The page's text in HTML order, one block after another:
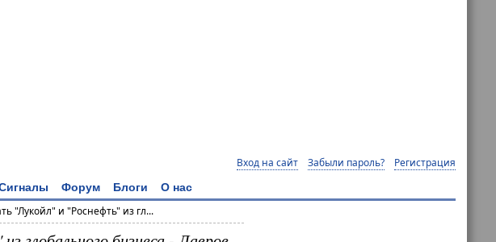
Вход на сайт Забыли пароль? Регистрация
Форум Блоги О нас
"Лукойл" и "Роснефть" из гл...